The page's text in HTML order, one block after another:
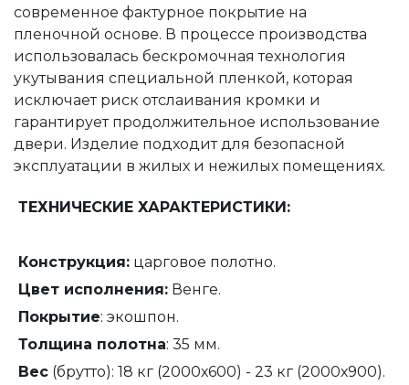
современное фактурное покрытие на
пленочной основе. В процессе производства
использовалась бескромочная технология
укутывания специальной пленкой, которая
исключает риск отслаивания кромки и
гарантирует продолжительное использование
двери. Изделие подходит для безопасной
эксплуатации в жилых и нежилых помещениях.
ТЕХНИЧЕСКИЕ ХАРАКТЕРИСТИКИ:
Конструкция: царговое полотно.
Цвет исполнения: Венге.
Покрытие: экошпон.
Толщина полотна: 35 мм.
Вес (брутто): 18 кг (2000х600) - 23 кг (2000х900).